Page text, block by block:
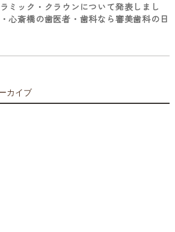
ミック・クラウンについて発表しまし
心斎橋の歯医者・歯科なら審美歯科の日
カイブ